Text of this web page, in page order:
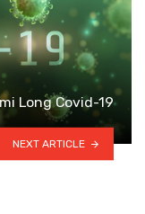
Long Covid-19
NEXT ARTICLE